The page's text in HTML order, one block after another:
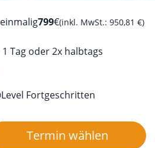
einmalig799€(inkl. MwSt.: 950,81 €)
1 Tag oder 2x halbtags
Level Fortgeschritten
Termin wählen